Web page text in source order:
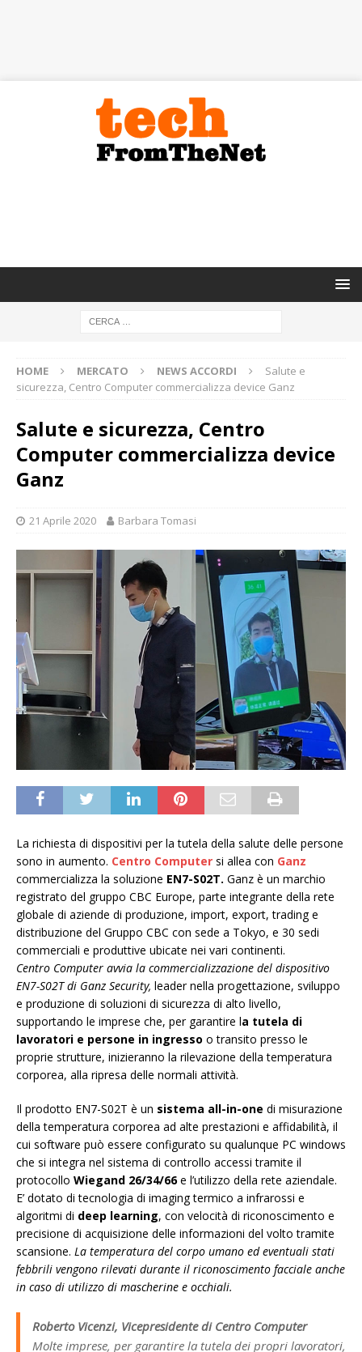
HOME MERCATO NEWS ACCORDI
Salute e
sicurezza, Centro Computer commercializza device Ganz
Salute e sicurezza, Centro
Computer commercializza device
Ganz
21 Aprile 2020 Barbara Tomasi
La richiesta di dispositivi per la tutela della salute delle persone
sono in aumento. Centro Computer si allea con Ganz
commercializza la soluzione EN7-S02T. Ganz è un marchio
registrato del gruppo CBC Europe, parte integrante della rete
globale di aziende di produzione, import, export, trading e
distribuzione del Gruppo CBC con sede a Tokyo, e 30 sedi
commerciali e produttive ubicate nei vari continenti.
Centro Computer avvia la commercializzazione del dispositivo
EN7-S02T di Ganz Security, leader nella progettazione, sviluppo
e produzione di soluzioni di sicurezza di alto livello,
supportando le imprese che, per garantire la tutela di
lavoratori e persone in ingresso o transito presso le
proprie strutture, inizieranno la rilevazione della temperatura
corporea, alla ripresa delle normali attività.
Il prodotto EN7-S02T è un sistema all-in-one di misurazione
della temperatura corporea ad alte prestazioni e affidabilità, il
cui software può essere configurato su qualunque PC windows
che si integra nel sistema di controllo accessi tramite il
protocollo Wiegand 26/34/66e l’utilizzo della rete aziendale.
E’ dotato di tecnologia di imaging termico a infrarossi e
algoritmi di deep learning, con velocità di riconoscimento e
precisione di acquisizione delle informazioni del volto tramite
scansione. La temperatura del corpo umano ed eventuali stati
febbrili vengono rilevati durante il riconoscimento facciale anche
in caso di utilizzo di mascherine e occhiali.
Roberto Vicenzi, Vicepresidente di Centro Computer
Molte imprese, per garantire la tutela dei propri lavoratori,